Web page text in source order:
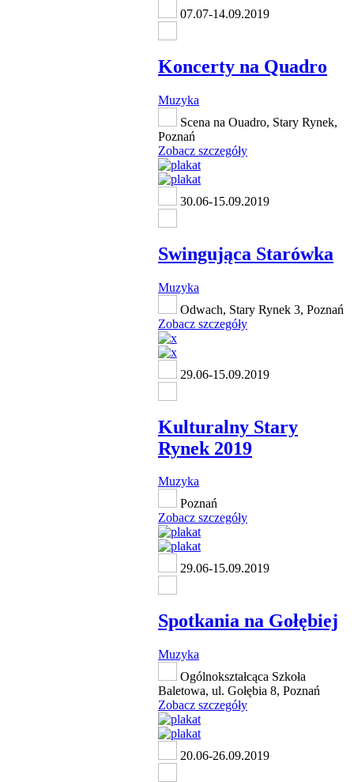
07.07-14.09.2019
Koncerty na Quadro
Muzyka
Scena na Ouadro, Stary Rynek,
Poznań
Zobacz szczegóły
30.06-15.09.2019
Swingująca Starówka
Muzyka
Odwach, Stary Rynek 3, Poznań
Zobacz szczegóły
29.06-15.09.2019
Kulturalny Stary
Rynek 2019
Muzyka
Poznań
Zobacz szczegóły
29.06-15.09.2019
Spotkania na Gołębiej
Muzyka
Ogólnokształcąca Szkoła
Baletowa, ul. Gołębia 8, Poznań
Zobacz szczegóły
20.06-26.09.2019